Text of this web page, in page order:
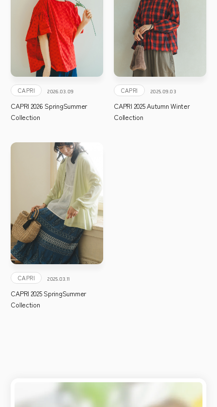
CAPRI 2026.03.09
CAPRI 2026 SpringSummer
Collection
CAPRI 2025.09.03
CAPRI 2025 Autumn Winter
Collection
CAPRI 2025.03.11
CAPRI 2025 SpringSummer
Collection